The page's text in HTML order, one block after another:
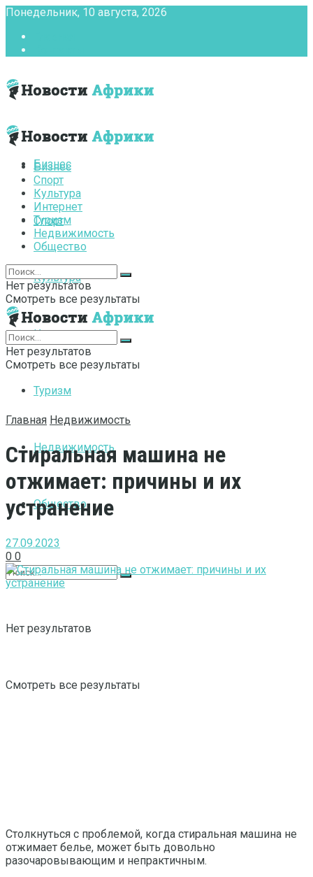
Понедельник, 10 августа, 2026
Бизнес
Спорт
Культура
Интернет
Туризм
Недвижимость
Общество
Нет результатов
Смотреть все результаты
Бизнес
Спорт
Культура
Интернет
Туризм
Недвижимость
Общество
Нет результатов
Смотреть все результаты
Нет результатов
Смотреть все результаты
Главная Недвижимость
Стиральная машина не
отжимает: причины и их
устранение
27.09.2023
0 0
Столкнуться с проблемой, когда стиральная машина не
отжимает белье, может быть довольно
разочаровывающим и непрактичным.